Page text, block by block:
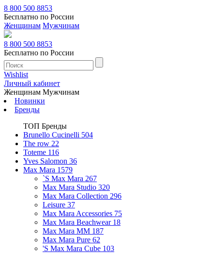
8 800 500 8853
Бесплатно по России
Женщинам Мужчинам
8 800 500 8853
Бесплатно по России
Wishlist
Личный кабинет
Женщинам Мужчинам
Новинки
Бренды
ТОП Бренды
Brunello Cucinelli 504
The row 22
Toteme 116
Yves Salomon 36
Max Mara 1579
`S Max Mara 267
Max Mara Studio 320
Max Mara Collection 296
Leisure 37
Max Mara Accessories 75
Max Mara Beachwear 18
Max Mara MM 187
Max Mara Pure 62
'S Max Mara Cube 103